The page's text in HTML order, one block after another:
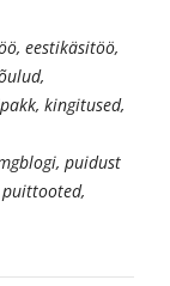
, eestikäsitöö,
,
, kingitused,
, puidust
puittooted,